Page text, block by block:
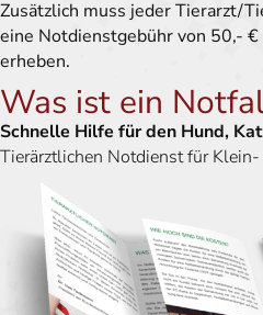
Zusätzlich muss jeder Tierarzt/
eine Notdienstgebühr von 50,-
erheben.
Was ist ein
Schnelle Hilfe für den Hund,
Tierärztlichen Notdienst für